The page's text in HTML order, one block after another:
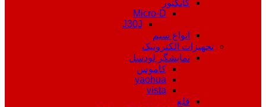
کانکتور
Micro-D
J30J
انواع سیم
تجهیزات الکترونیک
نمایشگر لودسل
کاموس
yaohua
vista
قلع